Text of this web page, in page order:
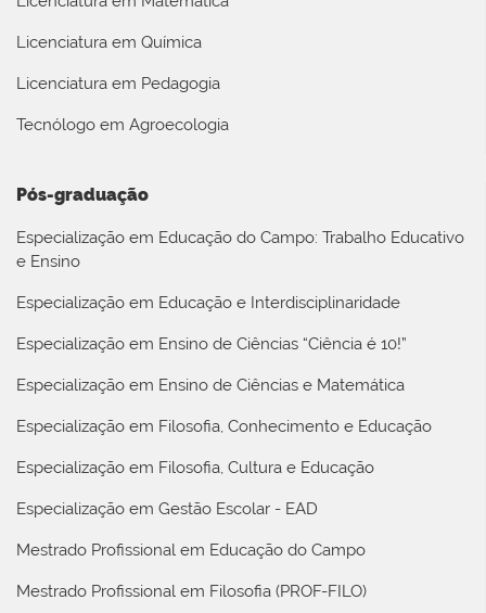
Licenciatura em Química
Licenciatura em Pedagogia
Tecnólogo em Agroecologia
Pós-graduação
Especialização em Educação do Campo: Trabalho Educativo
e Ensino
Especialização em Educação e Interdisciplinaridade
Especialização em Ensino de Ciências “Ciência é 10!”
Especialização em Ensino de Ciências e Matemática
Especialização em Filosofia, Conhecimento e Educação
Especialização em Filosofia, Cultura e Educação
Especialização em Gestão Escolar - EAD
Mestrado Profissional em Educação do Campo
Mestrado Profissional em Filosofia (PROF-FILO)